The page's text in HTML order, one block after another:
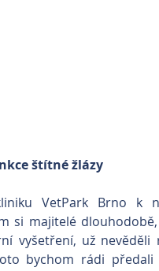
štítné žlázy
VetPark Brno k
si majitelé
vyšetření, už
bychom rádi